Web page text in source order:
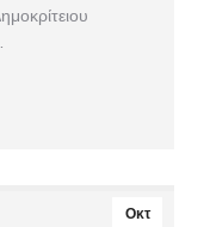
Οκτ